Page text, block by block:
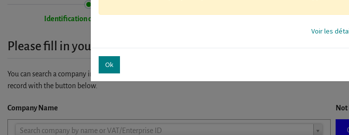
Identification de l'entreprise
Please fill in your company details
You can search a company in our database by name, VAT or enterprise ID. When a company is selected it will
record with the button below.
Company Name
Search company by name or VAT/Enterprise ID
Company
Not
Voir les
Ok